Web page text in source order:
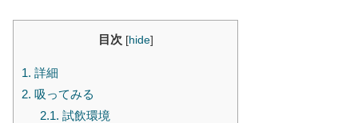
目次 [hide]
1. 詳細
2. 吸ってみる
2.1. 試飲環境